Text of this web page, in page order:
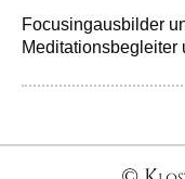
Focusingausbilder
Meditationsbegleiter